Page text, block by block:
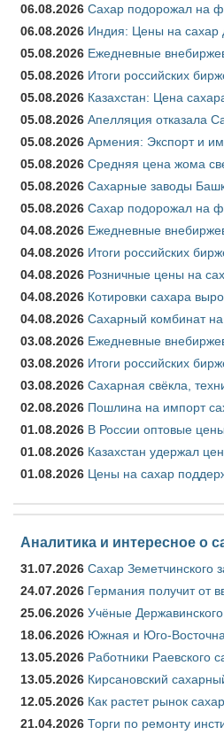
06.08.2026 Сахар подорожал на
06.08.2026 Индия: Цены на сахар
05.08.2026 Ежедневные
05.08.2026 Итоги российских
05.08.2026 Казахстан: Цена
05.08.2026 Апелляция отказала
05.08.2026 Армения: Экспорт и
05.08.2026 Средняя цена жома
05.08.2026 Сахарные заводы
05.08.2026 Сахар подорожал на
04.08.2026 Ежедневные
04.08.2026 Итоги российских
04.08.2026 Розничные цены на
04.08.2026 Котировки сахара
04.08.2026 Сахарный комбинат
03.08.2026 Ежедневные
03.08.2026 Итоги российских
03.08.2026 Сахарная свёкла,
02.08.2026 Пошлина на импорт
01.08.2026 В России оптовые
01.08.2026 Казахстан удержал
01.08.2026 Цены на сахар
Аналитика и интересное о
31.07.2026 Сахар Земетчинского
24.07.2026 Германия получит от
25.06.2026 Учёные
18.06.2026 Южная и Юго-
13.05.2026 Работники Раевского
13.05.2026 Кирсановский
12.05.2026 Как растет рынок
21.04.2026 Торги по ремонту